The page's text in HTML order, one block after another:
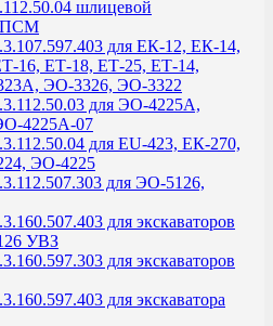
шлицевой
ПСМ
для ЕК-12, ЕК-14,
16, ЕТ-18, ЕТ-25, ЕТ-14,
ЭО-3326, ЭО-3322
для ЭО-4225А,
4225А-07
для ЕU-423, ЕК-270,
ЭО-4225
для ЭО-5126,
для экскаваторов
УВЗ
для экскаваторов
для экскаватора